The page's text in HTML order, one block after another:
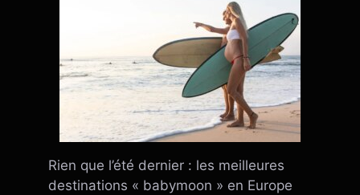
Rien que l’été dernier : ​​les meilleures
destinations « babymoon » en Europe